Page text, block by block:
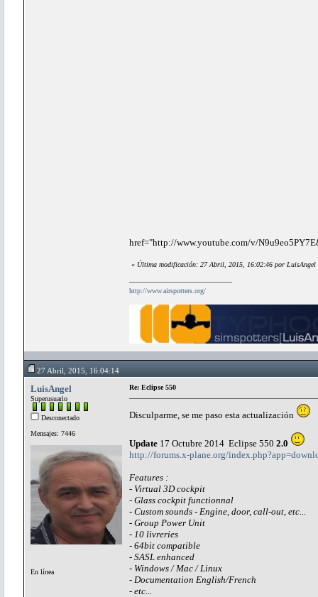
href="http://www.youtube.com/v/
« Última modificación: 27 Abril, 2015, 16:02:46 por LuisAngel
http://www.airspotters.org/
27 Abril, 2015, 16:04:14
LuisAngel
Superusuario
Desconectado
Mensajes: 7446
En línea
Re: Eclipse 550
Disculparme, se me paso esta actualización
Update 17 Octubre 2014 Eclipse 550 2.0
http://forums.x-plane.org/
Features :
- Virtual 3D cockpit
- Glass cockpit functionnal
- Custom sounds - Engine, door, call-out, etc...
- Group Power Unit
- 10 livreries
- 64bit compatible
- SASL enhanced
- Windows / Mac / Linux
- Documentation English/French
- etc...